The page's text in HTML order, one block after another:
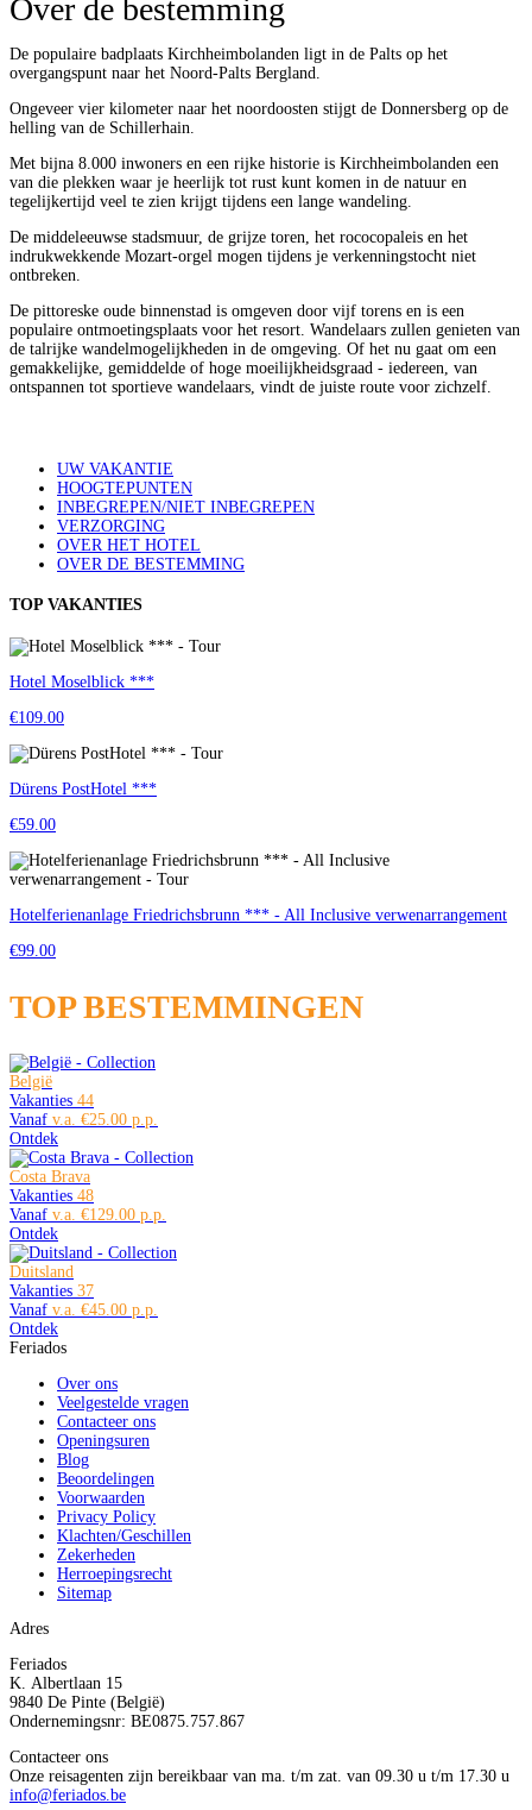
Over de bestemming
De populaire badplaats Kirchheimbolanden ligt in de Palts op het
overgangspunt naar het Noord-Palts Bergland.
Ongeveer vier kilometer naar het noordoosten stijgt de Donnersberg op de
helling van de Schillerhain.
Met bijna 8.000 inwoners en een rijke historie is Kirchheimbolanden een
van die plekken waar je heerlijk tot rust kunt komen in de natuur en
tegelijkertijd veel te zien krijgt tijdens een lange wandeling.
De middeleeuwse stadsmuur, de grijze toren, het rococopaleis en het
indrukwekkende Mozart-orgel mogen tijdens je verkenningstocht niet
ontbreken.
De pittoreske oude binnenstad is omgeven door vijf torens en is een
populaire ontmoetingsplaats voor het resort. Wandelaars zullen genieten van
de talrijke wandelmogelijkheden in de omgeving. Of het nu gaat om een ​​
gemakkelijke, gemiddelde of hoge moeilijkheidsgraad - iedereen, van
ontspannen tot sportieve wandelaars, vindt de juiste route voor zichzelf.
UW VAKANTIE
HOOGTEPUNTEN
INBEGREPEN/NIET INBEGREPEN
VERZORGING
OVER HET HOTEL
OVER DE BESTEMMING
TOP VAKANTIES
Hotel Moselblick ***
€109.00
Dürens PostHotel ***
€59.00
Hotelferienanlage Friedrichsbrunn *** - All Inclusive verwenarrangement
€99.00
TOP BESTEMMINGEN
België
Vakanties 44
Vanaf
€25.00
Ontdek
Costa Brava
Vakanties 48
Vanaf
€129.00
Ontdek
Duitsland
Vakanties 37
Vanaf
€45.00
Ontdek
Feriados
Over ons
Veelgestelde vragen
Contacteer ons
Openingsuren
Blog
Beoordelingen
Voorwaarden
Privacy Policy
Klachten/Geschillen
Zekerheden
Herroepingsrecht
Sitemap
Adres
Feriados
K. Albertlaan 15
9840 De Pinte (België)
Ondernemingsnr: BE0875.757.867
Contacteer ons
Onze reisagenten zijn bereikbaar van ma. t/m zat. van 09.30 u t/m 17.30 u
info@feriados.be